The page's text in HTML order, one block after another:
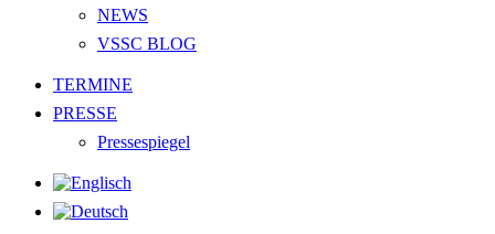
NEWS
VSSC BLOG
TERMINE
PRESSE
Pressespiegel